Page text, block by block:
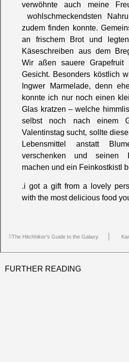
verwöhnte auch meine
wohlschmeckendsten
zudem finden konnte.
an frischem Brot und
Käseschreiben aus dem
Wir aßen sauere Grapefruit
Gesicht. Besonders köstlich
Ingwer Marmelade, denn
konnte ich nur noch einen
Glas kratzen – welche
selbst noch nach einem
Valentinstag sucht, sollte
Lebensmittel anstatt
verschenken und seinen
machen und ein Feinkostkistl
.i got a gift from a lovely
with the most delicious food
The Hitchhiker’s Guide to the Galaxy.
FURTHER READING